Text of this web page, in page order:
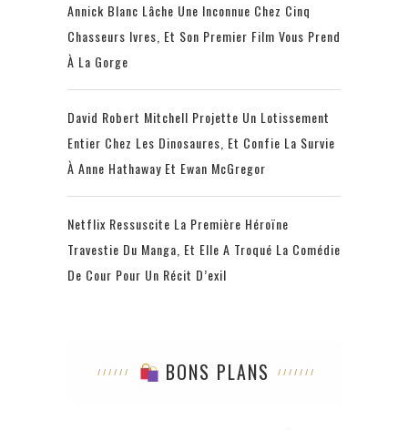
Annick Blanc Lâche Une Inconnue Chez Cinq
Chasseurs Ivres, Et Son Premier Film Vous Prend
À La Gorge
David Robert Mitchell Projette Un Lotissement
Entier Chez Les Dinosaures, Et Confie La Survie
À Anne Hathaway Et Ewan McGregor
Netflix Ressuscite La Première Héroïne
Travestie Du Manga, Et Elle A Troqué La Comédie
De Cour Pour Un Récit D’exil
BONS PLANS